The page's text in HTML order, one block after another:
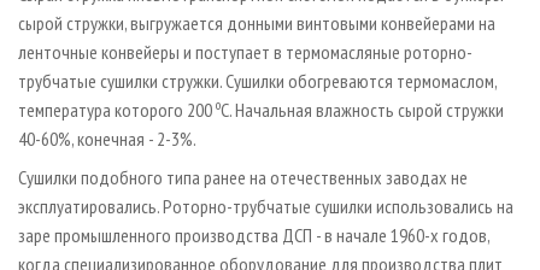
сырой стружки, выгружается донными винтовыми конвейерами на
ленточные конвейеры и поступает в термомасляные роторно-
трубчатые сушилки стружки. Сушилки обогреваются термомаслом,
температура которого 200 оС. Начальная влажность сырой стружки
40-60%, конечная - 2-3%.
Сушилки подобного типа ранее на отечественных заводах не
эксплуатировались. Роторно-трубчатые сушилки использовались на
заре промышленного производства ДСП - в начале 1960-х годов,
когда специализированное оборудование для производства плит